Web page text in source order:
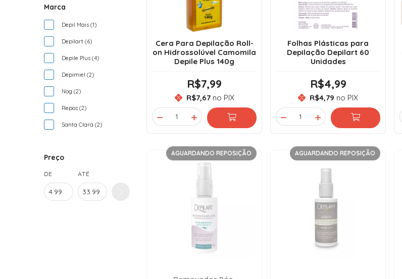
Marca
Depil Mais (1)
Depilart (6)
Depile Plus (4)
Depimiel (2)
Nog (2)
Repos (2)
Santa Clara (2)
Preço
DE ATÉ
Cera Para Depilação Roll-
on Hidrossolúvel Camomila
Depile Plus 140g
R$7,99
R$7,67no PIX
Folhas Plásticas para
Depilação Depilart 60
Unidades
R$4,99
R$4,79 no PIX
AGUARDANDO REPOSIÇÃO AGUARDANDO REPOSIÇÃO